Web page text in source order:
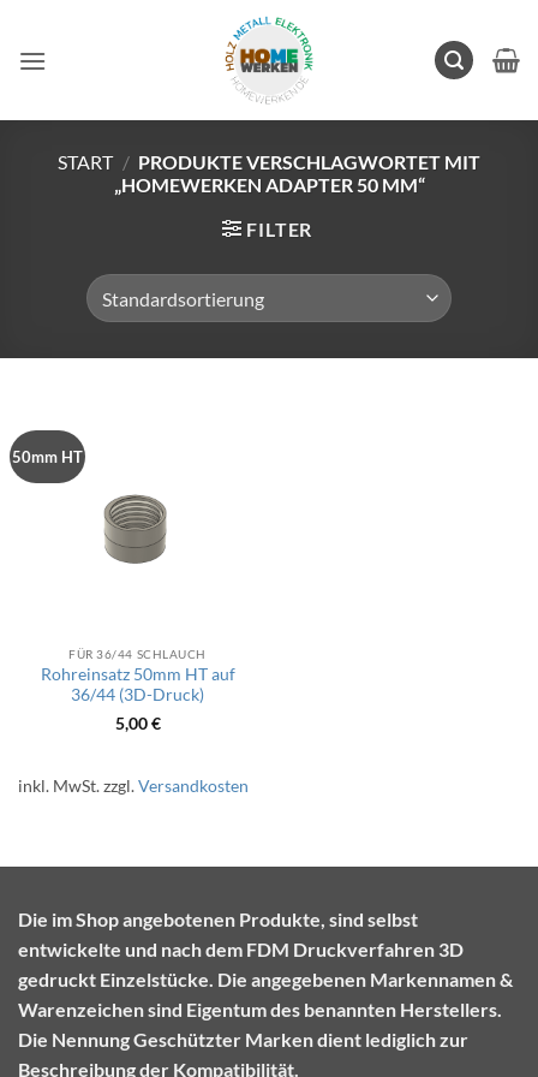
springen
START / PRODUKTE VERSCHLAGWORTET MIT
„HOMEWERKEN ADAPTER 50 MM“
FILTER
50mm HT
FÜR 36/44 SCHLAUCH
Rohreinsatz 50mm HT auf
36/44 (3D-Druck)
5,00€
inkl. MwSt.zzgl.Versandkosten
Die im Shop angebotenen Produkte, sind selbst
entwickelte und nach dem FDM Druckverfahren 3D
gedruckt Einzelstücke. Die angegebenen Markennamen &
Warenzeichen sind Eigentum des benannten Herstellers.
Die Nennung Geschützter Marken dient lediglich zur
Beschreibung der Kompatibilität.